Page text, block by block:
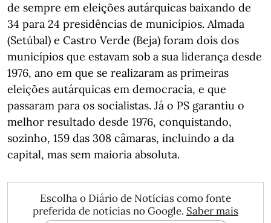
de sempre em eleições autárquicas baixando de
34 para 24 presidências de municípios. Almada
(Setúbal) e Castro Verde (Beja) foram dois dos
municípios que estavam sob a sua liderança desde
1976, ano em que se realizaram as primeiras
eleições autárquicas em democracia, e que
passaram para os socialistas. Já o PS garantiu o
melhor resultado desde 1976, conquistando,
sozinho, 159 das 308 câmaras, incluindo a da
capital, mas sem maioria absoluta.
Escolha o Diário de Notícias como fonte
preferida de notícias no Google. Saber mais